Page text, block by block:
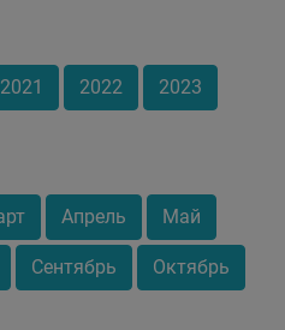
2021 2022 2023
Апрель Май
Сентябрь Октябрь